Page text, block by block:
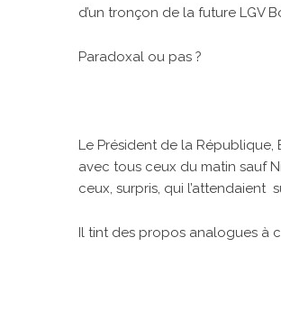
d’un tronçon de la future LGV
Paradoxal ou pas ?
Le Président de la République,
avec tous ceux du matin sauf
ceux, surpris, qui l’attendaient
Il tint des propos analogues à